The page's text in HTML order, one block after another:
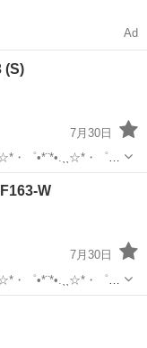
Ad
(S)
7月30日
W
7月30日